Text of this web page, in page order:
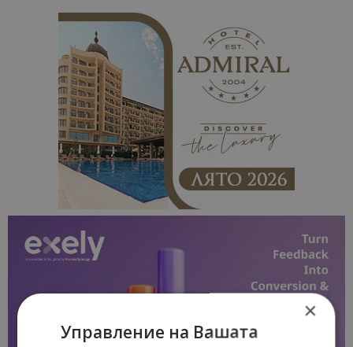
×
Управление на Вашата